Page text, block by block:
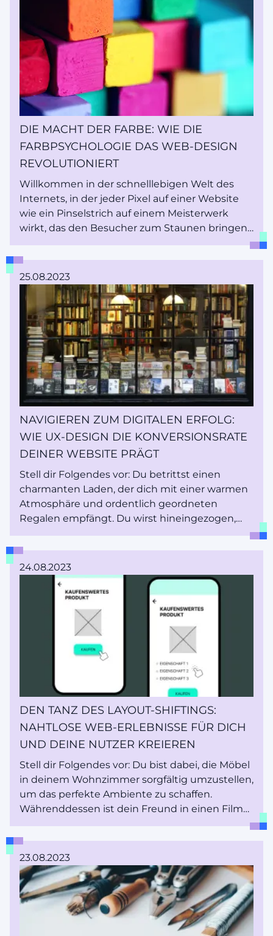
DIE MACHT DER FARBE: WIE DIE
FARBPSYCHOLOGIE DAS WEB-DESIGN
REVOLUTIONIERT
Willkommen in der schnelllebigen Welt des
Internets, in der jeder Pixel auf einer Website
wie ein Pinselstrich auf einem Meisterwerk
wirkt, das den Besucher zum Staunen bringen
soll. Ein Mittel, das Websites wirklich zum
Strahlen bringt, ist Farbe. Tauche ein in die
aufregende Welt der Farbpsychologie und
erfahre, wie sie das Web-Design verändert!
25.08.2023
NAVIGIEREN ZUM DIGITALEN ERFOLG:
WIE UX-DESIGN DIE KONVERSIONSRATE
DEINER WEBSITE PRÄGT
Stell dir Folgendes vor: Du betrittst einen
charmanten Laden, der dich mit einer warmen
Atmosphäre und ordentlich geordneten
Regalen empfängt. Du wirst hineingezogen,
erkundest die Gänge mit Leichtigkeit und
findest genau das, was du brauchst. Bringen wir
dieses Erlebnis nun online - hier kommt deine
Website ins Spiel. Als Webdesigner und UX-
Enthusiast bin ich hier, um das Konzept der
Konversionsrate zu entmystifizieren und zu
erläutern, wie die Gestaltung
außergewöhnlicher Benutzererfahrungen
diese in die Höhe treiben kann.
24.08.2023
DEN TANZ DES LAYOUT-SHIFTINGS:
NAHTLOSE WEB-ERLEBNISSE FÜR DICH
UND DEINE NUTZER KREIEREN
Stell dir Folgendes vor: Du bist dabei, die Möbel
in deinem Wohnzimmer sorgfältig umzustellen,
um das perfekte Ambiente zu schaffen.
Währenddessen ist dein Freund in einen Film
auf dem Fernseher vertieft. Nun stell dir eine
Website als einen Raum vor, der mit Text,
Bildern, Schaltflächen und vielem mehr
geschmückt ist. Wenn du diesen virtuellen
Raum betrittst, sollte alles tadellos arrangiert
sein - genau wie in einem gut eingerichteten
Wohnzimmer - um dir ein angenehmes Surfen
23.08.2023